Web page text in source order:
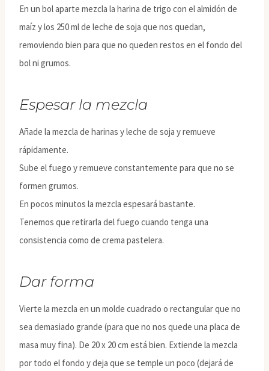
En un bol aparte mezcla la harina de trigo con el almidón de
maíz y los 250 ml de leche de soja que nos quedan,
removiendo bien para que no queden restos en el fondo del
bol ni grumos.
Espesar la mezcla
Añade la mezcla de harinas y leche de soja y remueve
rápidamente.
Sube el fuego y remueve constantemente para que no se
formen grumos.
En pocos minutos la mezcla espesará bastante.
Tenemos que retirarla del fuego cuando tenga una
consistencia como de crema pastelera.
Dar forma
Vierte la mezcla en un molde cuadrado o rectangular que no
sea demasiado grande (para que no nos quede una placa de
masa muy fina). De 20 x 20 cm está bien. Extiende la mezcla
por todo el fondo y deja que se temple un poco (dejará de